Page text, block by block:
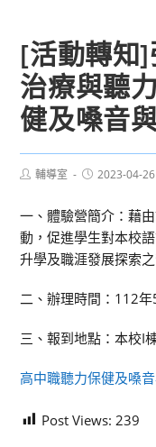
[活動轉知
治療與聽
健及嗓音
Post輔導室
Post2023-04-26
一、體驗營簡介：藉
動，促進學生對本校
升學及職涯發展探索之
二、辦理時間：112
三、報到地點：本校I
高中職聽力保健及嗓
Post Views: 239